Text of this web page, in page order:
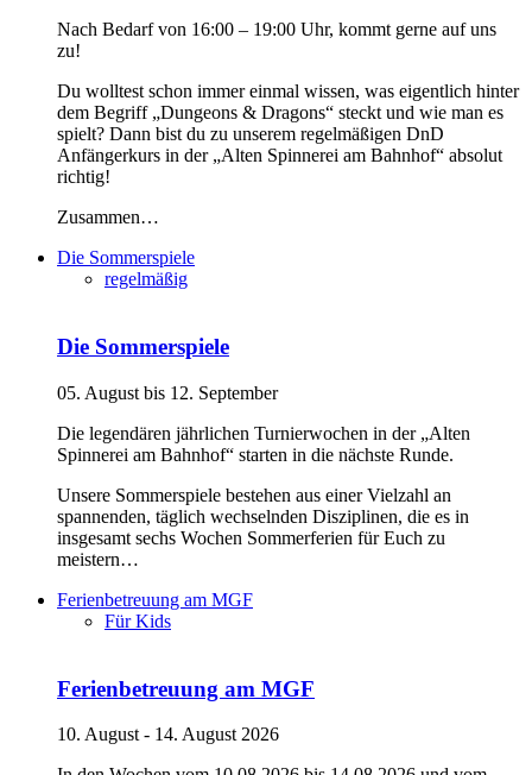
Nach Bedarf von 16:00 – 19:00 Uhr, kommt gerne auf uns
zu!
Du wolltest schon immer einmal wissen, was eigentlich hinter
dem Begriff „Dungeons & Dragons“ steckt und wie man es
spielt? Dann bist du zu unserem regelmäßigen DnD
Anfängerkurs in der „Alten Spinnerei am Bahnhof“ absolut
richtig!
Zusammen…
Die Sommerspiele
regelmäßig
Die Sommerspiele
05. August bis 12. September
Die legendären jährlichen Turnierwochen in der „Alten
Spinnerei am Bahnhof“ starten in die nächste Runde.
Unsere Sommerspiele bestehen aus einer Vielzahl an
spannenden, täglich wechselnden Disziplinen, die es in
insgesamt sechs Wochen Sommerferien für Euch zu
meistern…
Ferienbetreuung am MGF
Für Kids
Ferienbetreuung am MGF
10. August - 14. August 2026